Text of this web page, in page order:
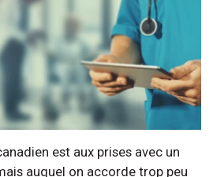
est aux prises avec un
auquel on accorde trop peu